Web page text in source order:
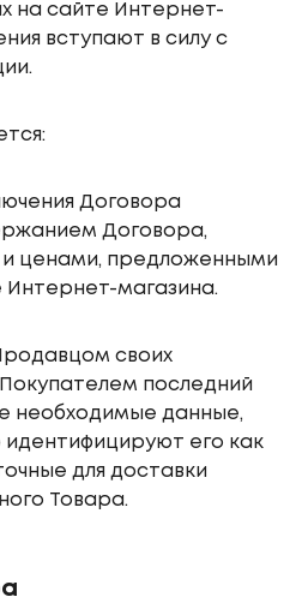
на сайте Интернет-
вступают в силу с
Договора
Договора,
и ценами, предложенными
магазина.
своих
последний
необходимые данные,
его как
для доставки
Товара.